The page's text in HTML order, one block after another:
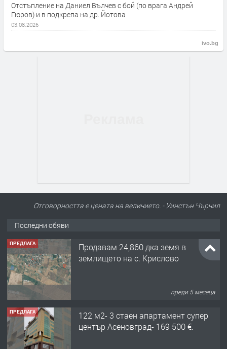
Отстъпление на Даниел Вълчев с бой (по врага Андрей
Гюров) и в подкрепа на др. Йотова
03.08.2026
ivo.bg
Отговорността е цената на величието. - Уинстън Чърчил
Последни обяви
ПРЕДЛАГА
Продавам 24,860 дка земя в
землището на с. Крислово
преди 5 месеца
ПРЕДЛАГА
122 м2- 3 стаен апартамент супер
център Асеновград- 169 500 €.